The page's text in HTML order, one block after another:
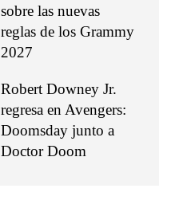
sobre las nuevas
reglas de los Grammy
2027
Robert Downey Jr.
regresa en Avengers:
Doomsday junto a
Doctor Doom